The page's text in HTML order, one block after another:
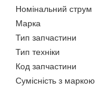
Номінальний струм
Марка
Тип запчастини
Тип техніки
Код запчастини
Сумісність з маркою